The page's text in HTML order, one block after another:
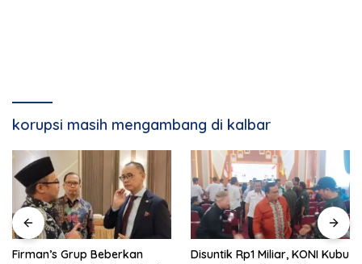
korupsi masih mengambang di kalbar
Firman’s Grup Beberkan
Disuntik Rp1 Miliar, KONI Kubu